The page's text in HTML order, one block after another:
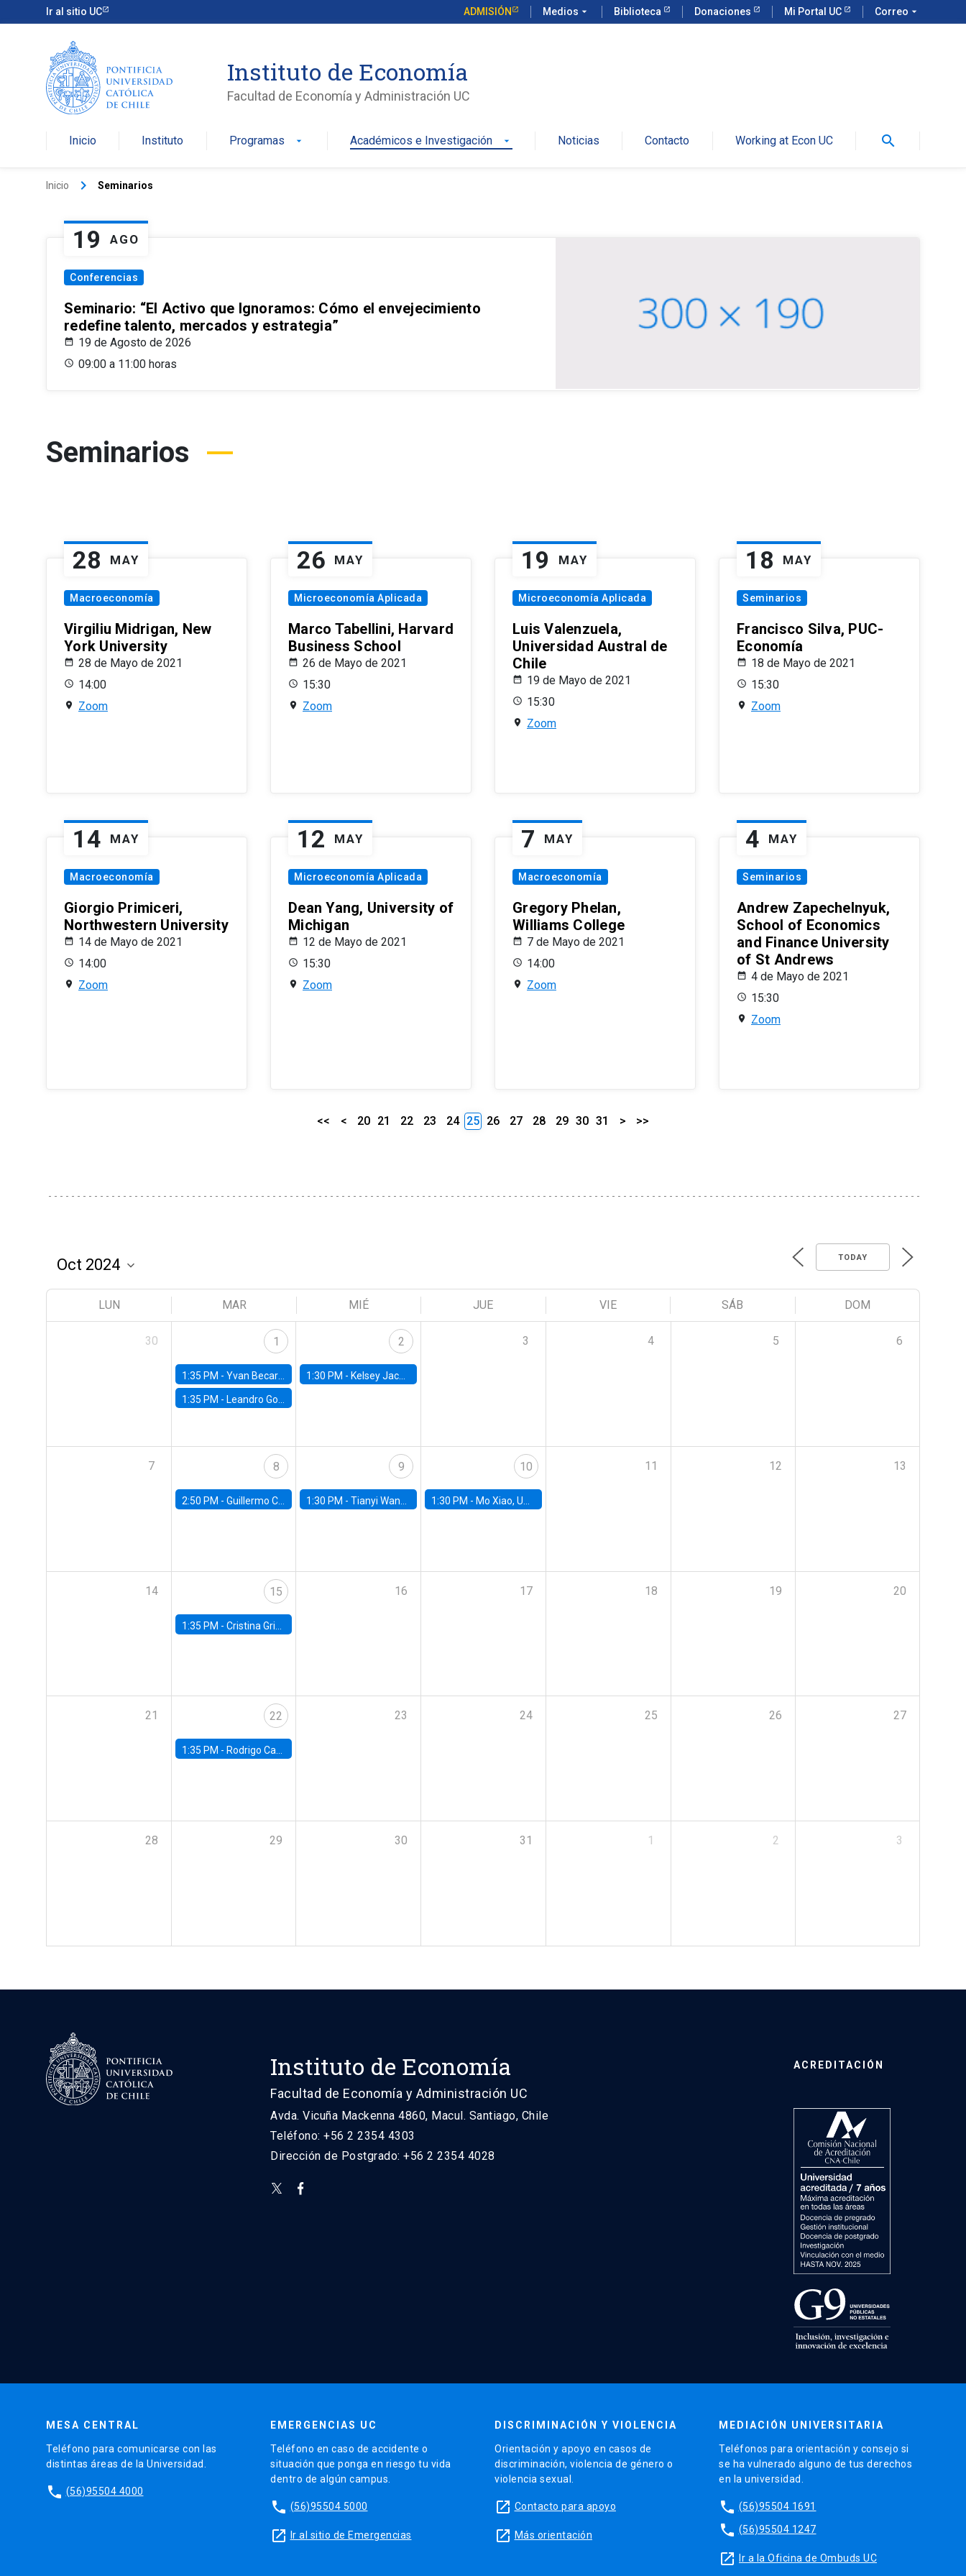
Ir al sitio UC ADMISIÓN Medios arrow_drop_down Biblioteca Donaciones Mi Portal UC Correo arrow_drop_down
Instituto de Economía
Facultad de Economía y Administración UC
Inicio Instituto Programas arrow_drop_down Académicos e Investigación arrow_drop_down Noticias Contacto Working at Econ UC search
Inicio keyboard_arrow_right Seminarios
19 AGO
Conferencias
Seminario: “El Activo que Ignoramos: Cómo el envejecimiento
redefine talento, mercados y estrategia”
19 de Agosto de 2026
09:00 a 11:00 horas
Seminarios
28 MAY
Macroeconomía
Virgiliu Midrigan, New
York University
28 de Mayo de 2021
14:00
Zoom
26 MAY
Microeconomía Aplicada
Marco Tabellini, Harvard
Business School
26 de Mayo de 2021
15:30
Zoom
19 MAY
Microeconomía Aplicada
Luis Valenzuela,
Universidad Austral de
Chile
19 de Mayo de 2021
15:30
Zoom
18 MAY
Seminarios
Francisco Silva, PUC-
Economía
18 de Mayo de 2021
15:30
Zoom
14 MAY
Macroeconomía
Giorgio Primiceri,
Northwestern University
14 de Mayo de 2021
14:00
Zoom
12 MAY
Microeconomía Aplicada
Dean Yang, University of
Michigan
12 de Mayo de 2021
15:30
Zoom
7 MAY
Macroeconomía
Gregory Phelan,
Williams College
7 de Mayo de 2021
14:00
Zoom
4 MAY
Seminarios
Andrew Zapechelnyuk,
School of Economics
and Finance University
of St Andrews
4 de Mayo de 2021
15:30
Zoom
<< < 20 21 22 23 24 25 26 27 28 29 30 31 > >>
TODAY
LUN MAR MIÉ JUE VIE SÁB DOM
30 1
1:35 PM - Yvan Becard, PUC Río
1:35 PM - Leandro Gorno, FGV EPGE Brazilian School of Economics and Finance
2
1:30 PM - Kelsey Jack, UC Berkeley
3 4 5 6
7 8
2:50 PM - Guillermo Carlomagno, Banco Central de Chile
9
1:30 PM -Tianyi Wang, University of Toronto
10
1:30 PM - Mo Xiao, University of Arizona
11 12 13
14 15
1:35 PM - Cristina Griffa, Universidad de Chile
16 17 18 19 20
21 22
1:35 PM - Rodrigo Caputo, Usach
23 24 25 26 27
28 29 30 31 1 2 3
Instituto de Economía
Facultad de Economía y Administración UC
Avda. Vicuña Mackenna 4860, Macul. Santiago, Chile
Teléfono: +56 2 2354 4303
Dirección de Postgrado: +56 2 2354 4028
ACREDITACIÓN
MESA CENTRAL
Teléfono para comunicarse con las
distintas áreas de la Universidad.
phone (56)95504 4000
EMERGENCIAS UC
Teléfono en caso de accidente o
situación que ponga en riesgo tu vida
dentro de algún campus.
phone (56)95504 5000
launch Ir al sitio de Emergencias
DISCRIMINACIÓN Y VIOLENCIA
Orientación y apoyo en casos de
discriminación, violencia de género o
violencia sexual.
launch Contacto para apoyo
launch Más orientación
MEDIACIÓN UNIVERSITARIA
Teléfonos para orientación y consejo si
se ha vulnerado alguno de tus derechos
en la universidad.
phone (56)95504 1691
phone (56)95504 1247
launch Ir a la Oficina de Ombuds UC